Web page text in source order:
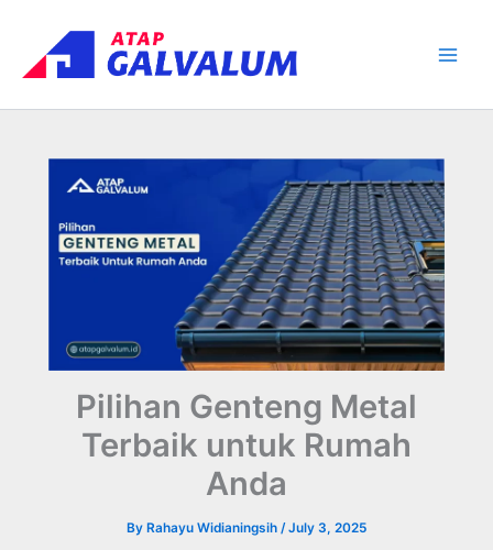
content
Pilihan Genteng Metal
Terbaik untuk Rumah
Anda
By Rahayu Widianingsih /July 3, 2025